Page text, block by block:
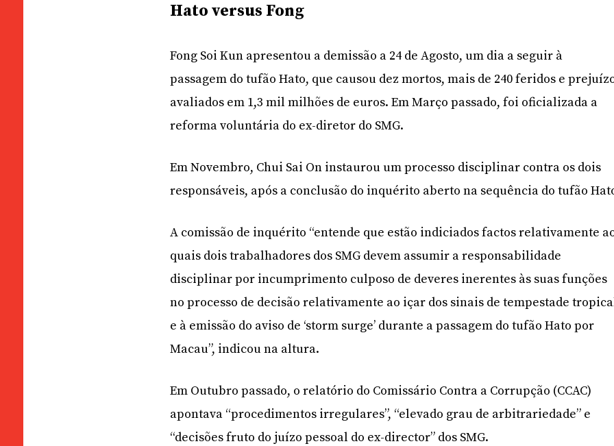
Hato versus Fong
Fong Soi Kun apresentou a demissão a 24 de Agosto, um dia a seguir à
passagem do tufão Hato, que causou dez mortos, mais de 240 feridos e
avaliados em 1,3 mil milhões de euros. Em Março passado, foi oficializada a
reforma voluntária do ex-diretor do SMG.
Em Novembro, Chui Sai On instaurou um processo disciplinar contra os dois
responsáveis, após a conclusão do inquérito aberto na sequência do tufão
A comissão de inquérito “entende que estão indiciados factos relativamente
quais dois trabalhadores dos SMG devem assumir a responsabilidade
disciplinar por incumprimento culposo de deveres inerentes às suas funções
no processo de decisão relativamente ao içar dos sinais de tempestade
e à emissão do aviso de ‘storm surge’ durante a passagem do tufão Hato por
Macau”, indicou na altura.
Em Outubro passado, o relatório do Comissário Contra a Corrupção (CCAC)
apontava “procedimentos irregulares”, “elevado grau de arbitrariedade” e
“decisões fruto do juízo pessoal do ex-director” dos SMG.